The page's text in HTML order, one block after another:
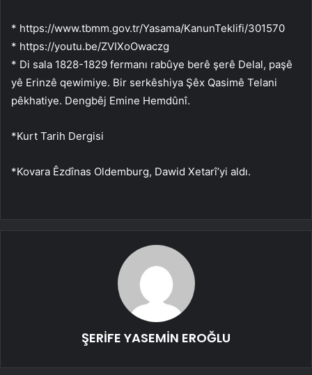
* https://www.tbmm.gov.tr/Yasama/KanunTeklifi/301570
* https://youtu.be/ZVIXoOwaczg
* Di sala 1828-1829 fermanı rabûye berê şerê Delal, paşê
yê Erinzê qewimiye. Bir serkêshiya Şêx Qasimê Telani
pêkhatiye. Dengbêj Emine Hemdûnî.
*Kurt Tarih Dergisi
*Kovara Êzdînas Oldemburg, Dawid Xetarî’yi aldı.
ŞERİFE YASEMİN EROĞLU